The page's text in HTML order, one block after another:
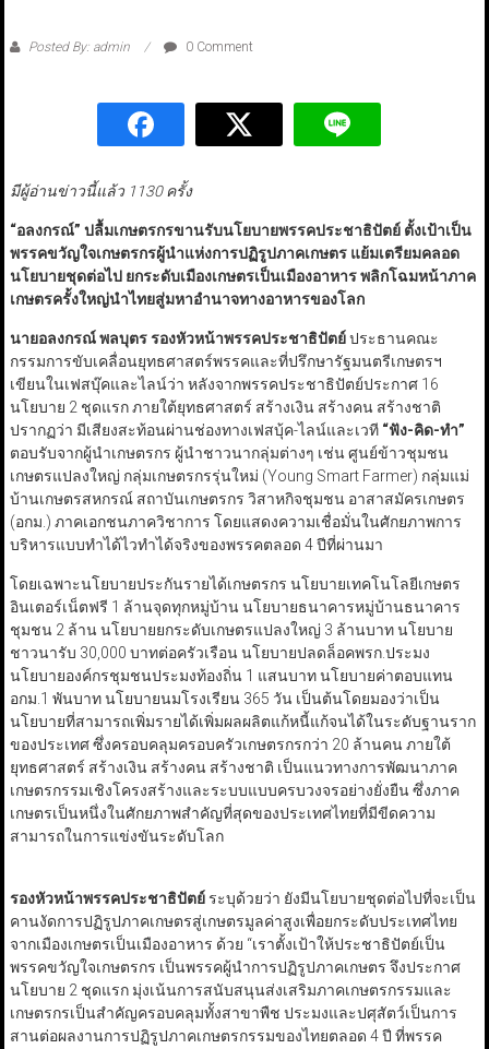
Posted By: admin 0 Comment
มีผู้อ่านข่าวนี้แล้ว 1130 ครั้ง
“อลงกรณ์” ปลื้มเกษตรกรขานรับนโยบายพรรคประชาธิปัตย์ ตั้งเป้าเป็น
พรรคขวัญใจเกษตรกรผู้นำแห่งการปฏิรูปภาคเกษตร แย้มเตรียมคลอด
นโยบายชุดต่อไป ยกระดับเมืองเกษตรเป็นเมืองอาหาร พลิกโฉมหน้าภาค
เกษตรครั้งใหญ่นำไทยสู่มหาอำนาจทางอาหารของโลก
นายอลงกรณ์ พลบุตร รองหัวหน้าพรรคประชาธิปัตย์ประธานคณะ
กรรมการขับเคลื่อนยุทธศาสตร์พรรคและที่ปรึกษารัฐมนตรีเกษตรฯ
เขียนในเฟสบุ๊คและไลน์ว่า หลังจากพรรคประชาธิปัตย์ประกาศ 16
นโยบาย 2 ชุดแรก ภายใต้ยุทธศาสตร์ สร้างเงิน สร้างคน สร้างชาติ
ปรากฏว่า มีเสียงสะท้อนผ่านช่องทางเฟสบุ้ค-ไลน์และเวที “ฟัง-คิด-ทำ”
ตอบรับจากผู้นำเกษตรกร ผู้นำชาวนากลุ่มต่างๆ เช่น ศูนย์ข้าวชุมชน
เกษตรแปลงใหญ่ กลุ่มเกษตรกรรุ่นใหม่ (Young Smart Farmer) กลุ่มแม่
บ้านเกษตรสหกรณ์ สถาบันเกษตรกร วิสาหกิจชุมชน อาสาสมัครเกษตร
(อกม.) ภาคเอกชนภาควิชาการ โดยแสดงความเชื่อมั่นในศักยภาพการ
บริหารแบบทำได้ไวทำได้จริงของพรรคตลอด 4 ปีที่ผ่านมา
โดยเฉพาะนโยบายประกันรายได้เกษตรกร นโยบายเทคโนโลยีเกษตร
อินเตอร์เน็ตฟรี 1 ล้านจุดทุกหมู่บ้าน นโยบายธนาคารหมู่บ้านธนาคาร
ชุมชน 2 ล้าน นโยบายยกระดับเกษตรแปลงใหญ่ 3 ล้านบาท นโยบาย
ชาวนารับ 30,000 บาทต่อครัวเรือน นโยบายปลดล็อคพรก.ประมง
นโยบายองค์กรชุมชนประมงท้องถิ่น 1 แสนบาท นโยบายค่าตอบแทน
อกม.1 พันบาท นโยบายนมโรงเรียน 365 วัน เป็นต้นโดยมองว่าเป็น
นโยบายที่สามารถเพิ่มรายได้เพิ่มผลผลิตแก้หนี้แก้จนได้ในระดับฐานราก
ของประเทศ ซึ่งครอบคลุมครอบครัวเกษตรกรกว่า 20 ล้านคน ภายใต้
ยุทธศาสตร์ สร้างเงิน สร้างคน สร้างชาติ เป็นแนวทางการพัฒนาภาค
เกษตรกรรมเชิงโครงสร้างและระบบแบบครบวงจรอย่างยั่งยืน ซึ่งภาค
เกษตรเป็นหนึ่งในศักยภาพสำคัญที่สุดของประเทศไทยที่มีขีดความ
สามารถในการแข่งขันระดับโลก
รองหัวหน้าพรรคประชาธิปัตย์ระบุด้วยว่า ยังมีนโยบายชุดต่อไปที่จะเป็น
คานงัดการปฏิรูปภาคเกษตรสู่เกษตรมูลค่าสูงเพื่อยกระดับประเทศไทย
จากเมืองเกษตรเป็นเมืองอาหาร ด้วย “เราตั้งเป้าให้ประชาธิปัตย์เป็น
พรรคขวัญใจเกษตรกร เป็นพรรคผู้นำการปฏิรูปภาคเกษตร จึงประกาศ
นโยบาย 2 ชุดแรก มุ่งเน้นการสนับสนุนส่งเสริมภาคเกษตรกรรมและ
เกษตรกรเป็นสำคัญครอบคลุมทั้งสาขาพืช ประมงและปศุสัตว์เป็นการ
สานต่อผลงานการปฏิรูปภาคเกษตรกรรมของไทยตลอด 4 ปี ที่พรรค